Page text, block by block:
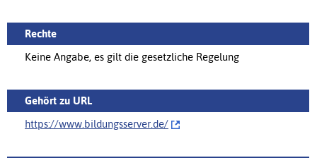
Rechte
Keine Angabe, es gilt die gesetzliche Regelung
Gehört zu URL
https://www.bildungsserver.de/‌